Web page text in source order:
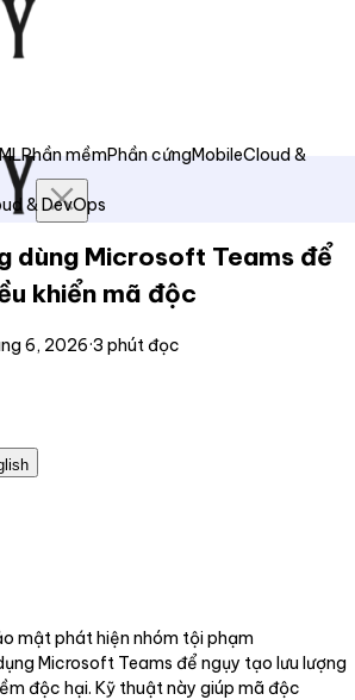
Phần mềmPhần cứngMobileCloud &
& DevOps
dùng Microsoft Teams để
khiển mã độc
6, 2026·3 phút đọc
mật phát hiện nhóm tội phạm
Microsoft Teams để ngụy tạo lưu lượng
độc hại. Kỹ thuật này giúp mã độc